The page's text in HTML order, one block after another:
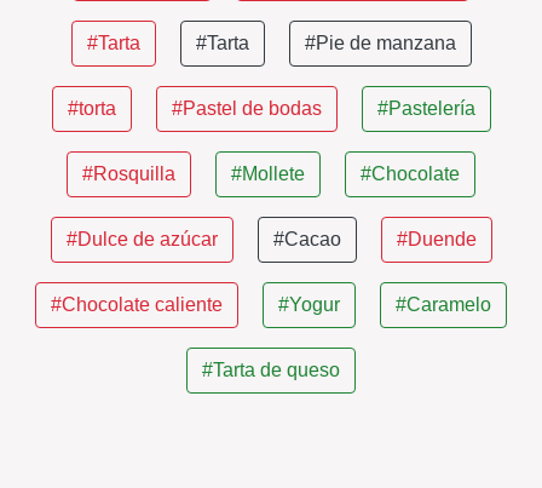
#Tarta #Tarta #Pie de manzana
#torta #Pastel de bodas #Pastelería
#Rosquilla #Mollete #Chocolate
#Dulce de azúcar #Cacao #Duende
#Chocolate caliente #Yogur #Caramelo
#Tarta de queso